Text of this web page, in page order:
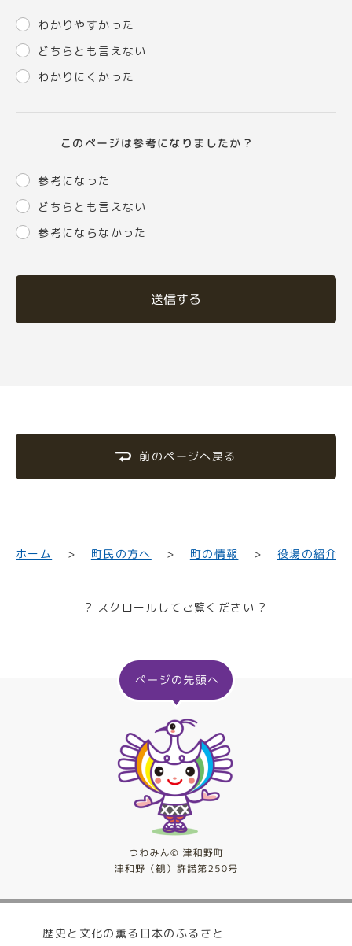
わかりやすかった
どちらとも言えない
わかりにくかった
このページは参考になりましたか？
参考になった
どちらとも言えない
参考にならなかった
送信する
前のページへ戻る
ホーム 町民の方へ 町の情報 役場の紹介
? スクロールしてご覧ください ?
歴史と文化の薫る日本のふるさと